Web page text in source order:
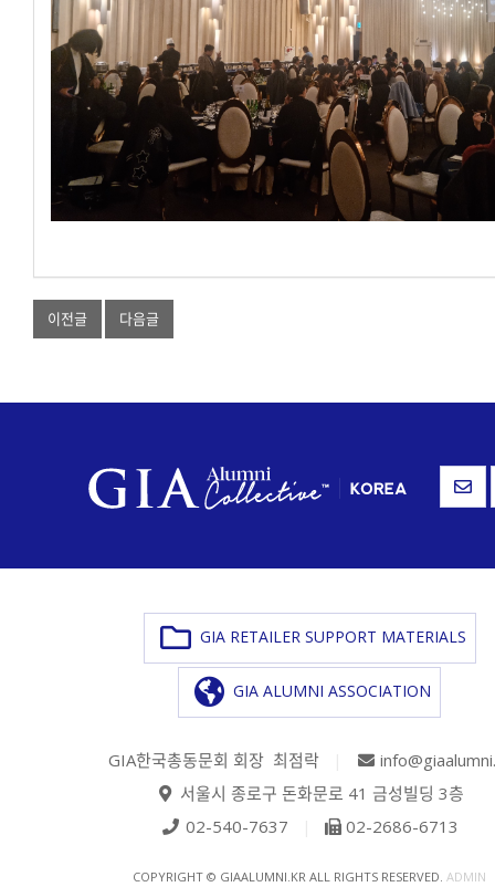
이전글 다음글
GIA RETAILER SUPPORT MATERIALS
GIA ALUMNI ASSOCIATION
GIA한국총동문회 회장 최점락
서울시 종로구 돈화문로 41 금성빌딩 3층
02-540-7637
02-2686-6713
COPYRIGHT © GIAALUMNI.KR ALL RIGHTS RESERVED. ADMIN